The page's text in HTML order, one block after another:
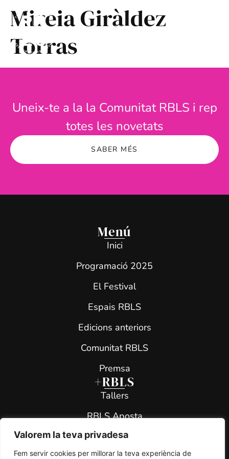
Valorem la teva privadesa
Fem servir cookies per millorar la teva experiència de
Mireia Giràldez
Torras
Uneix-te a la la Comunitat RBLS i rep
totes les novetats
SABER MÉS
Menú
Inici
Programació 2025
El Festival
Espais RBLS
Edicions anteriors
Comunitat RBLS
Premsa
+RBLS
Tallers
RBLS Aposta
RBLS All Star